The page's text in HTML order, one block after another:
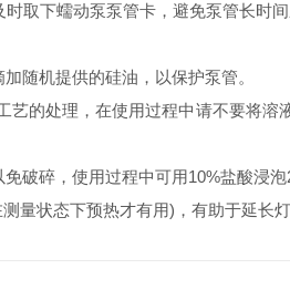
下蠕动泵泵管卡，避免泵管长时
机提供的硅油，以保护泵管。
处理，在使用过程中请不要将溶
碎，使用过程中可用10%盐酸浸泡
状态下预热才有用)，有助于延长